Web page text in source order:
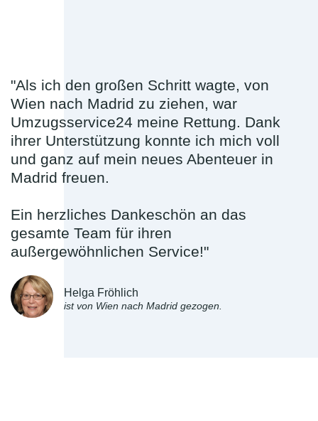
"Als ich den großen Schritt wagte, von
Wien nach Madrid zu ziehen, war
Umzugsservice24 meine Rettung. Dank
ihrer Unterstützung konnte ich mich voll
und ganz auf mein neues Abenteuer in
Madrid freuen.
Ein herzliches Dankeschön an das
gesamte Team für ihren
außergewöhnlichen Service!"
Helga Fröhlich
ist von Wien nach Madrid gezogen.